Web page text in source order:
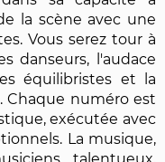
la scène avec une
Vous serez tour à
danseurs, l'audace
équilibristes et la
Chaque numéro est
exécutée avec
La musique,